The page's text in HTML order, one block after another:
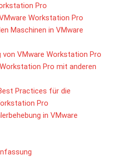
Pro
Workstation Pro
Maschinen in VMware
von VMware Workstation Pro
‍Pro mit ⁤anderen
Practices‍ für die
Pro
in VMware